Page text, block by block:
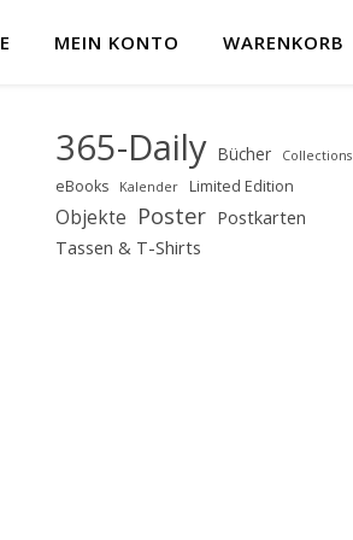
MEIN KONTO WARENKORB
365-Daily Bücher Collections
eBooks Kalender Limited Edition
Objekte Poster Postkarten
Tassen & T-Shirts